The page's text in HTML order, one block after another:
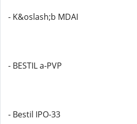
- K&oslash;b MDAI
- BESTIL a-PVP
- Bestil IPO-33